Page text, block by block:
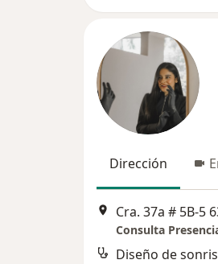
Dirección
Cra. 37a # 5B-5
Consulta
Diseño de